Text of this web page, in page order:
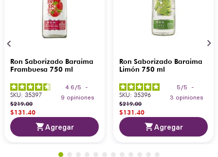
Ron Saborizado Baraima
Frambuesa 750 ml
4.6 /5
-
9 opiniones
SKU: 35397
$219.00
$131.40
Agregar
Ron Saborizado Baraima
Limón 750 ml
5 /5
-
3 opiniones
SKU: 35396
$219.00
$131.40
Agregar